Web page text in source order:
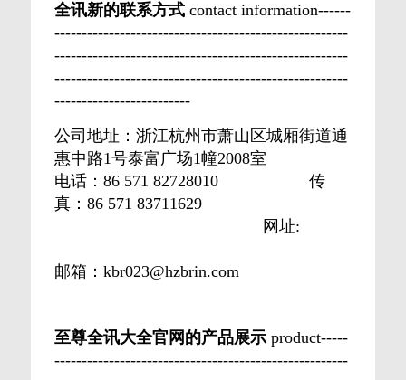
全讯新的联系方式 contact information------
------------------------------------------------------
------------------------------------------------------
------------------------------------------------------
-------------------------
公司地址：浙江杭州市萧山区城厢街道通
惠中路1号泰富广场1幢2008室
电话：86 571 82728010 传
真：86 571 83711629
网址:
邮箱：kbr023@hzbrin.com
至尊全讯大全官网的产品展示 product-----
------------------------------------------------------